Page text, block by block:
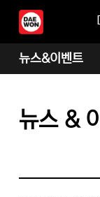
뉴스&이벤트
뉴스 &